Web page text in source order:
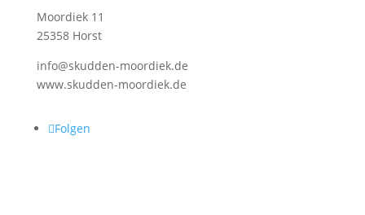
Moordiek 11
25358 Horst
info@skudden-moordiek.de
www.skudden-moordiek.de
Folgen